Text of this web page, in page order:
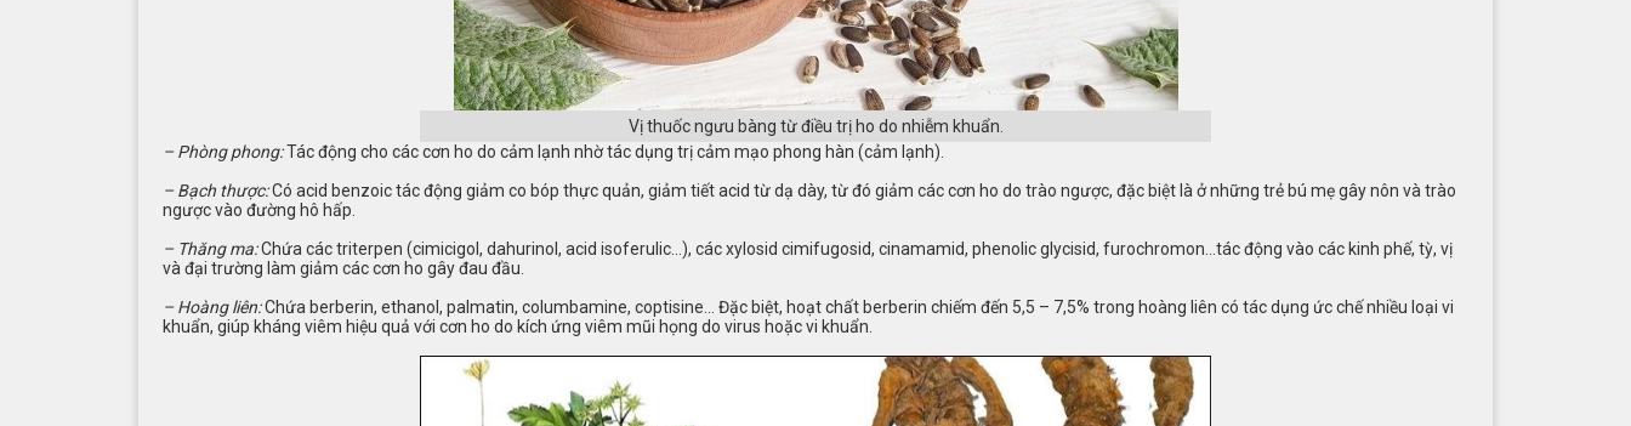
Vị thuốc ngưu bàng từ điều trị ho do nhiễm khuẩn.
– Phòng phong:Tác động cho các cơn ho do cảm lạnh nhờ tác dụng trị cảm mạo phong hàn (cảm lạnh).
– Bạch thược:Có acid benzoic tác động giảm co bóp thực quản, giảm tiết acid từ dạ dày, từ đó giảm các cơn ho do trào ngược, đặc biệt là ở những trẻ bú mẹ gây nôn và trào
ngược vào đường hô hấp.
– Thăng ma:Chứa các triterpen (cimicigol, dahurinol, acid isoferulic…), các xylosid cimifugosid, cinamamid, phenolic glycisid, furochromon…tác động vào các kinh phế, tỳ, vị
và đại trường làm giảm các cơn ho gây đau đầu.
– Hoàng liên:Chứa berberin, ethanol, palmatin, columbamine, coptisine… Đặc biệt, hoạt chất berberin chiếm đến 5,5 – 7,5% trong hoàng liên có tác dụng ức chế nhiều loại vi
khuẩn, giúp kháng viêm hiệu quả với cơn ho do kích ứng viêm mũi họng do virus hoặc vi khuẩn.